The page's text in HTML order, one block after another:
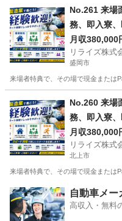
No.261 来場
務、即入寮
む場所に困
部品の製造・
月収380,000
リライズ株式
盛岡市
来場者特典で、その場で現金または
業
No.260 来場
務、即入寮
む場所に困
部品の製造・
月収380,000
リライズ株式
北上市
来場者特典で、その場で現金または
岩手 北上市 その他 業
自動車メー
高収入・無料